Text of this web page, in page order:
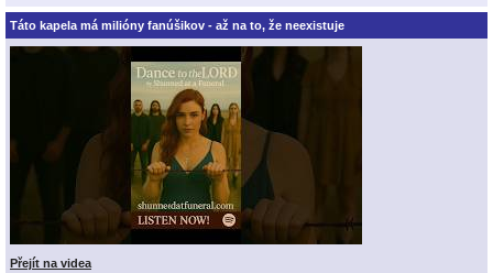
Táto kapela má milióny fanúšikov - až na to, že neexistuje
Přejít na videa